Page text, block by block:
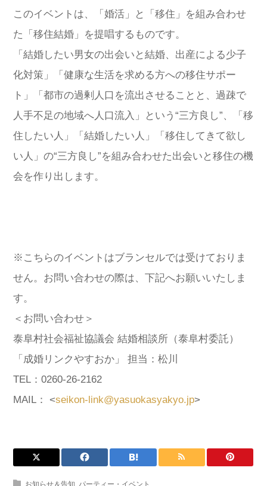
このイベントは、「婚活」と「移住」を組み合わせ
た「移住結婚」を提唱するものです。
「結婚したい男女の出会いと結婚、出産による少子
化対策」「健康な生活を求める方への移住サポー
ト」「都市の過剰人口を流出させることと、過疎で
人手不足の地域へ人口流入」という“三方良し”、「移
住したい人」「結婚したい人」「移住してきて欲し
い人」の“三方良し”を組み合わせた出会いと移住の機
会を作り出します。
※こちらのイベントはブランセルでは受けておりま
せん。お問い合わせの際は、下記へお願いいたしま
す。
＜お問い合わせ＞
泰阜村社会福祉協議会 結婚相談所（泰阜村委託）
「成婚リンクやすおか」 担当：松川
TEL：0260-26-2162
MAIL： <seikon-link@yasuokasyakyo.jp>
お知らせ＆告知 パーティー・イベント